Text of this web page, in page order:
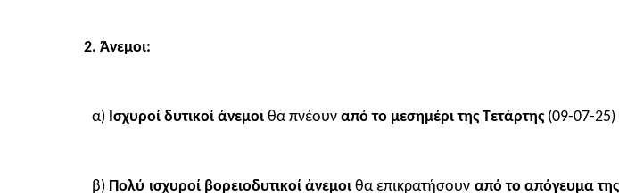
2. Άνεμοι:
α) Ισχυροί δυτικοί άνεμοι θα πνέουναπό το μεσημέρι της Τετάρτης(09-07-25)
β) Πολύ ισχυροί βορειοδυτικοί άνεμοιθα επικρατήσουν από το απόγευμα